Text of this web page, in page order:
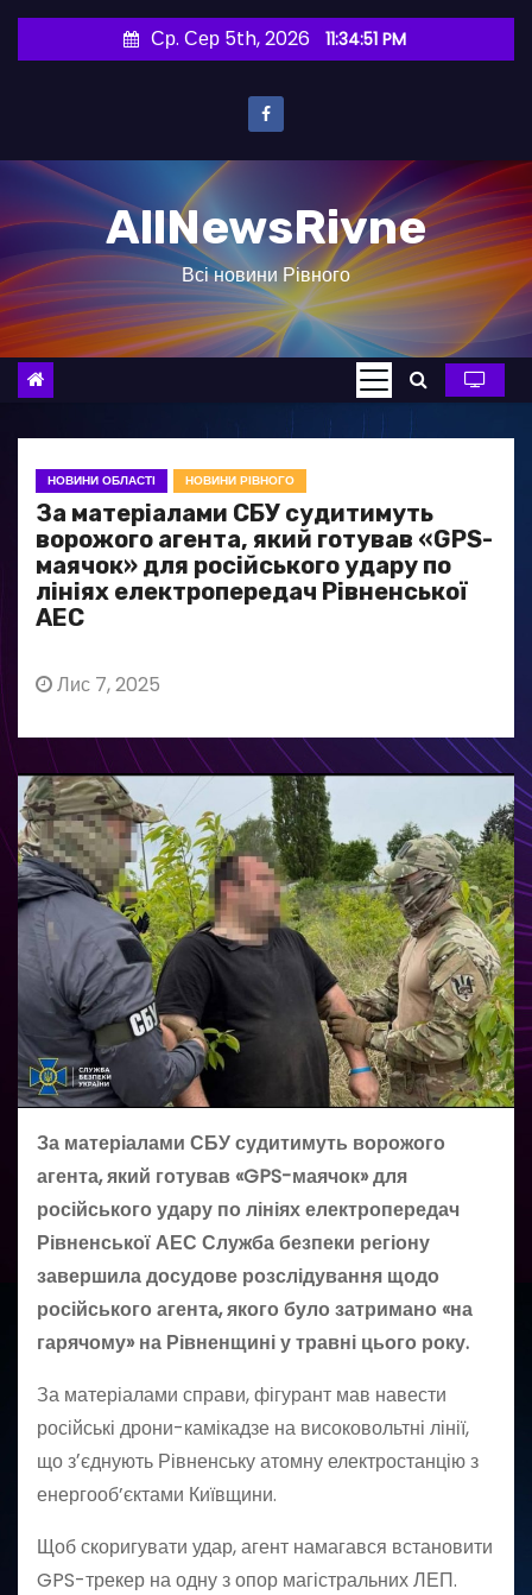
и
о
в
Ср. Сер 5th, 2026 11:34:52 PM
AllNewsRivne
Всі новини Рівного
НОВИНИ ОБЛАСТІ НОВИНИ РІВНОГО
За матеріалами СБУ судитимуть
ворожого агента, який готував «GPS-
маячок» для російського удару по
лініях електропередач Рівненської
АЕС
Лис 7, 2025
За матеріалами СБУ судитимуть ворожого
агента, який готував «GPS-маячок» для
російського удару по лініях електропередач
Рівненської АЕС Служба безпеки регіону
завершила досудове розслідування щодо
російського агента, якого було затримано «на
гарячому» на Рівненщині у травні цього року.
За матеріалами справи, фігурант мав навести
російські дрони-камікадзе на високовольтні лінії,
що зʼєднують Рівненську атомну електростанцію з
енергооб’єктами Київщини.
Щоб скоригувати удар, агент намагався встановити
GPS-трекер на одну з опор магістральних ЛЕП.